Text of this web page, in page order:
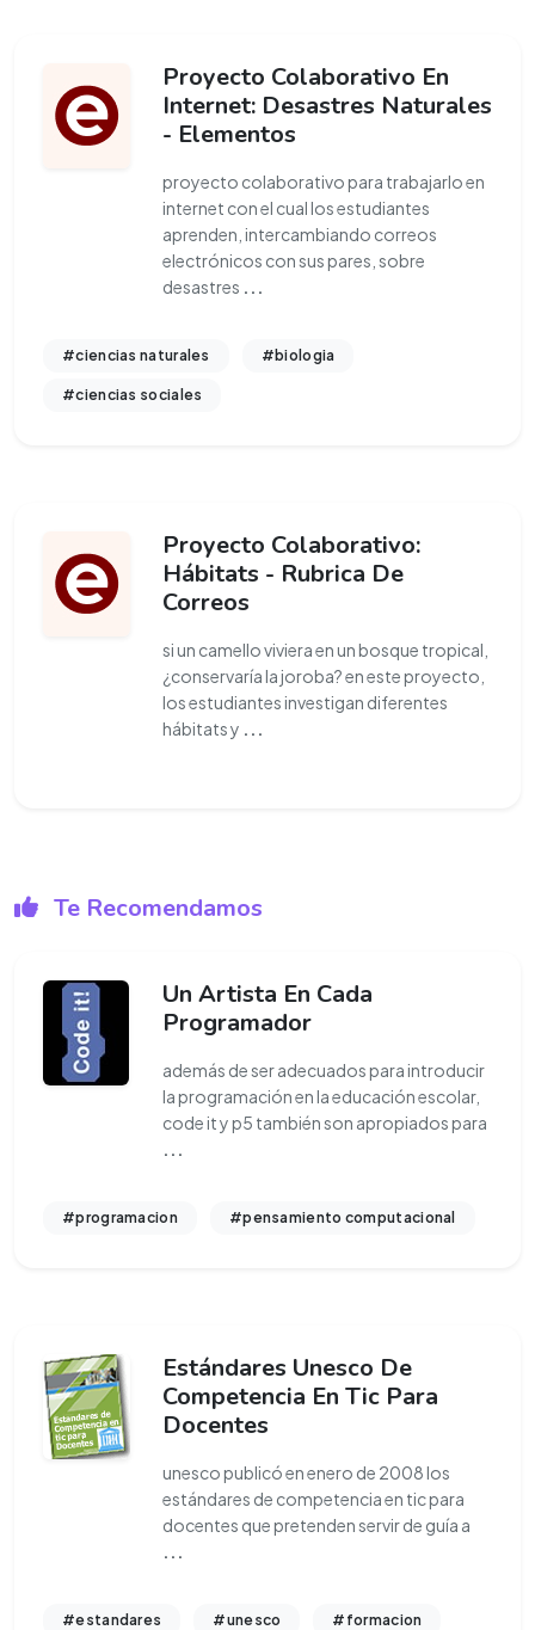
Proyecto Colaborativo En
Internet: Desastres Naturales
- Elementos
proyecto colaborativo para trabajarlo en
internet con el cual los estudiantes
aprenden, intercambiando correos
electrónicos con sus pares, sobre
desastres ...
#ciencias naturales #biologia
#ciencias sociales
Proyecto Colaborativo:
Hábitats - Rubrica De
Correos
si un camello viviera en un bosque tropical,
¿conservaría la joroba? en este proyecto,
los estudiantes investigan diferentes
hábitats y ...
Te Recomendamos
Un Artista En Cada
Programador
además de ser adecuados para introducir
la programación en la educación escolar,
code it y p5 también son apropiados para
...
#programacion #pensamiento computacional
Estándares Unesco De
Competencia En Tic Para
Docentes
unesco publicó en enero de 2008 los
estándares de competencia en tic para
docentes que pretenden servir de guía a
...
#estandares #unesco #formacion